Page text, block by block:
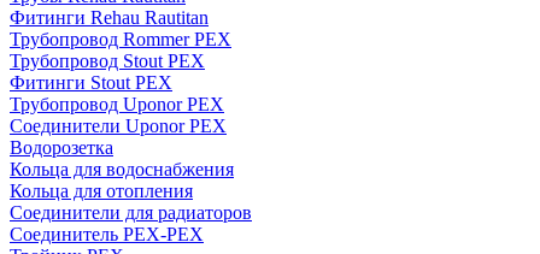
Фитинги Rehau Rautitan
Трубопровод Rommer PEX
Трубопровод Stout PEX
Фитинги Stout PEX
Трубопровод Uponor PEX
Соединители Uponor PEX
Водорозетка
Кольца для водоснабжения
Кольца для отопления
Соединители для радиаторов
Соединитель PEX-PEX